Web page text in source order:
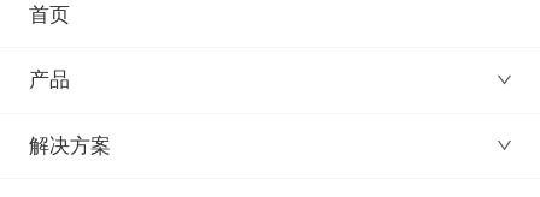
首页
产品
解决方案